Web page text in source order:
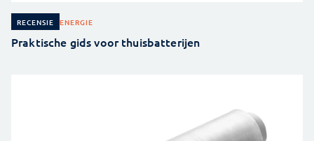
RECENSIE ENERGIE
Praktische gids voor thuisbatterijen